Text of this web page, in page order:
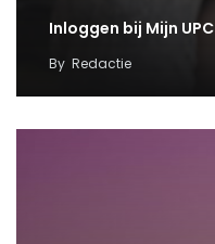
Inloggen bij Mijn UPC
By Redactie